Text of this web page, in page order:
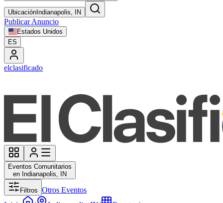
Ubicación Indianapolis, IN
Publicar Anuncio
Estados Unidos
ES
elclasificado
Eventos Comunitarios
en Indianapolis, IN
Filtros Otros Eventos